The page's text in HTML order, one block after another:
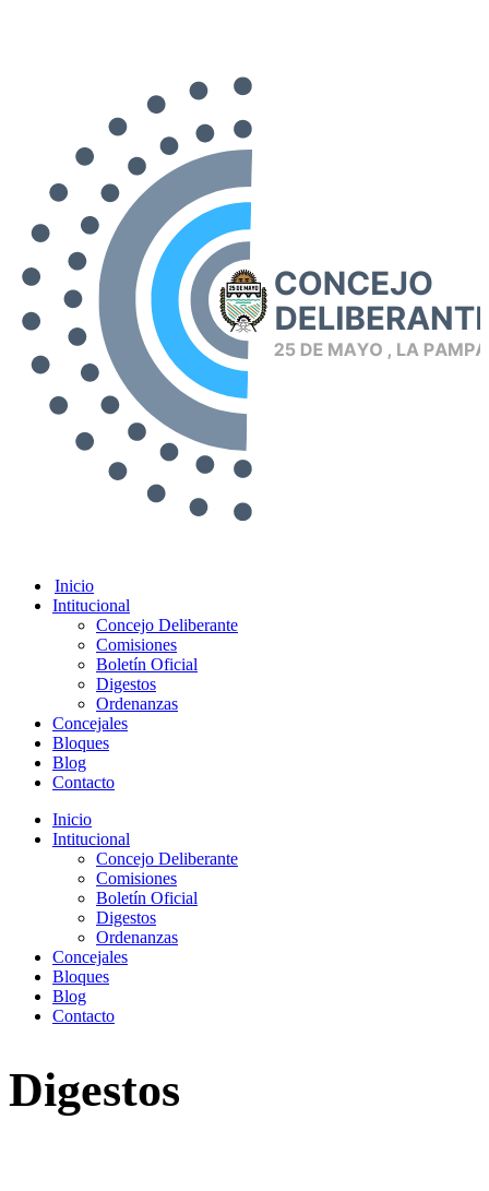
Inicio
Intitucional
Concejo Deliberante
Comisiones
Boletín Oficial
Digestos
Ordenanzas
Concejales
Bloques
Blog
Contacto
Inicio
Intitucional
Concejo Deliberante
Comisiones
Boletín Oficial
Digestos
Ordenanzas
Concejales
Bloques
Blog
Contacto
Digestos